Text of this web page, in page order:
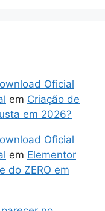
Oficial
em Criação de
em 2026?
Oficial
em Elementor
do ZERO em